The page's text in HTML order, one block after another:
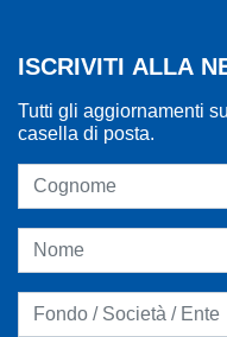
ISCRIVITI ALLA
Tutti gli aggiornamenti
casella di posta.